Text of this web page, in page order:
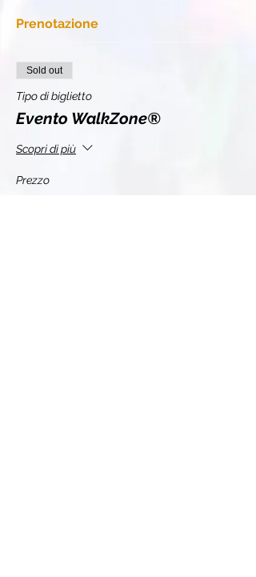
Prenotazione
Sold out
Tipo di biglietto
Evento WalkZone®
Scopri di più
Prezzo